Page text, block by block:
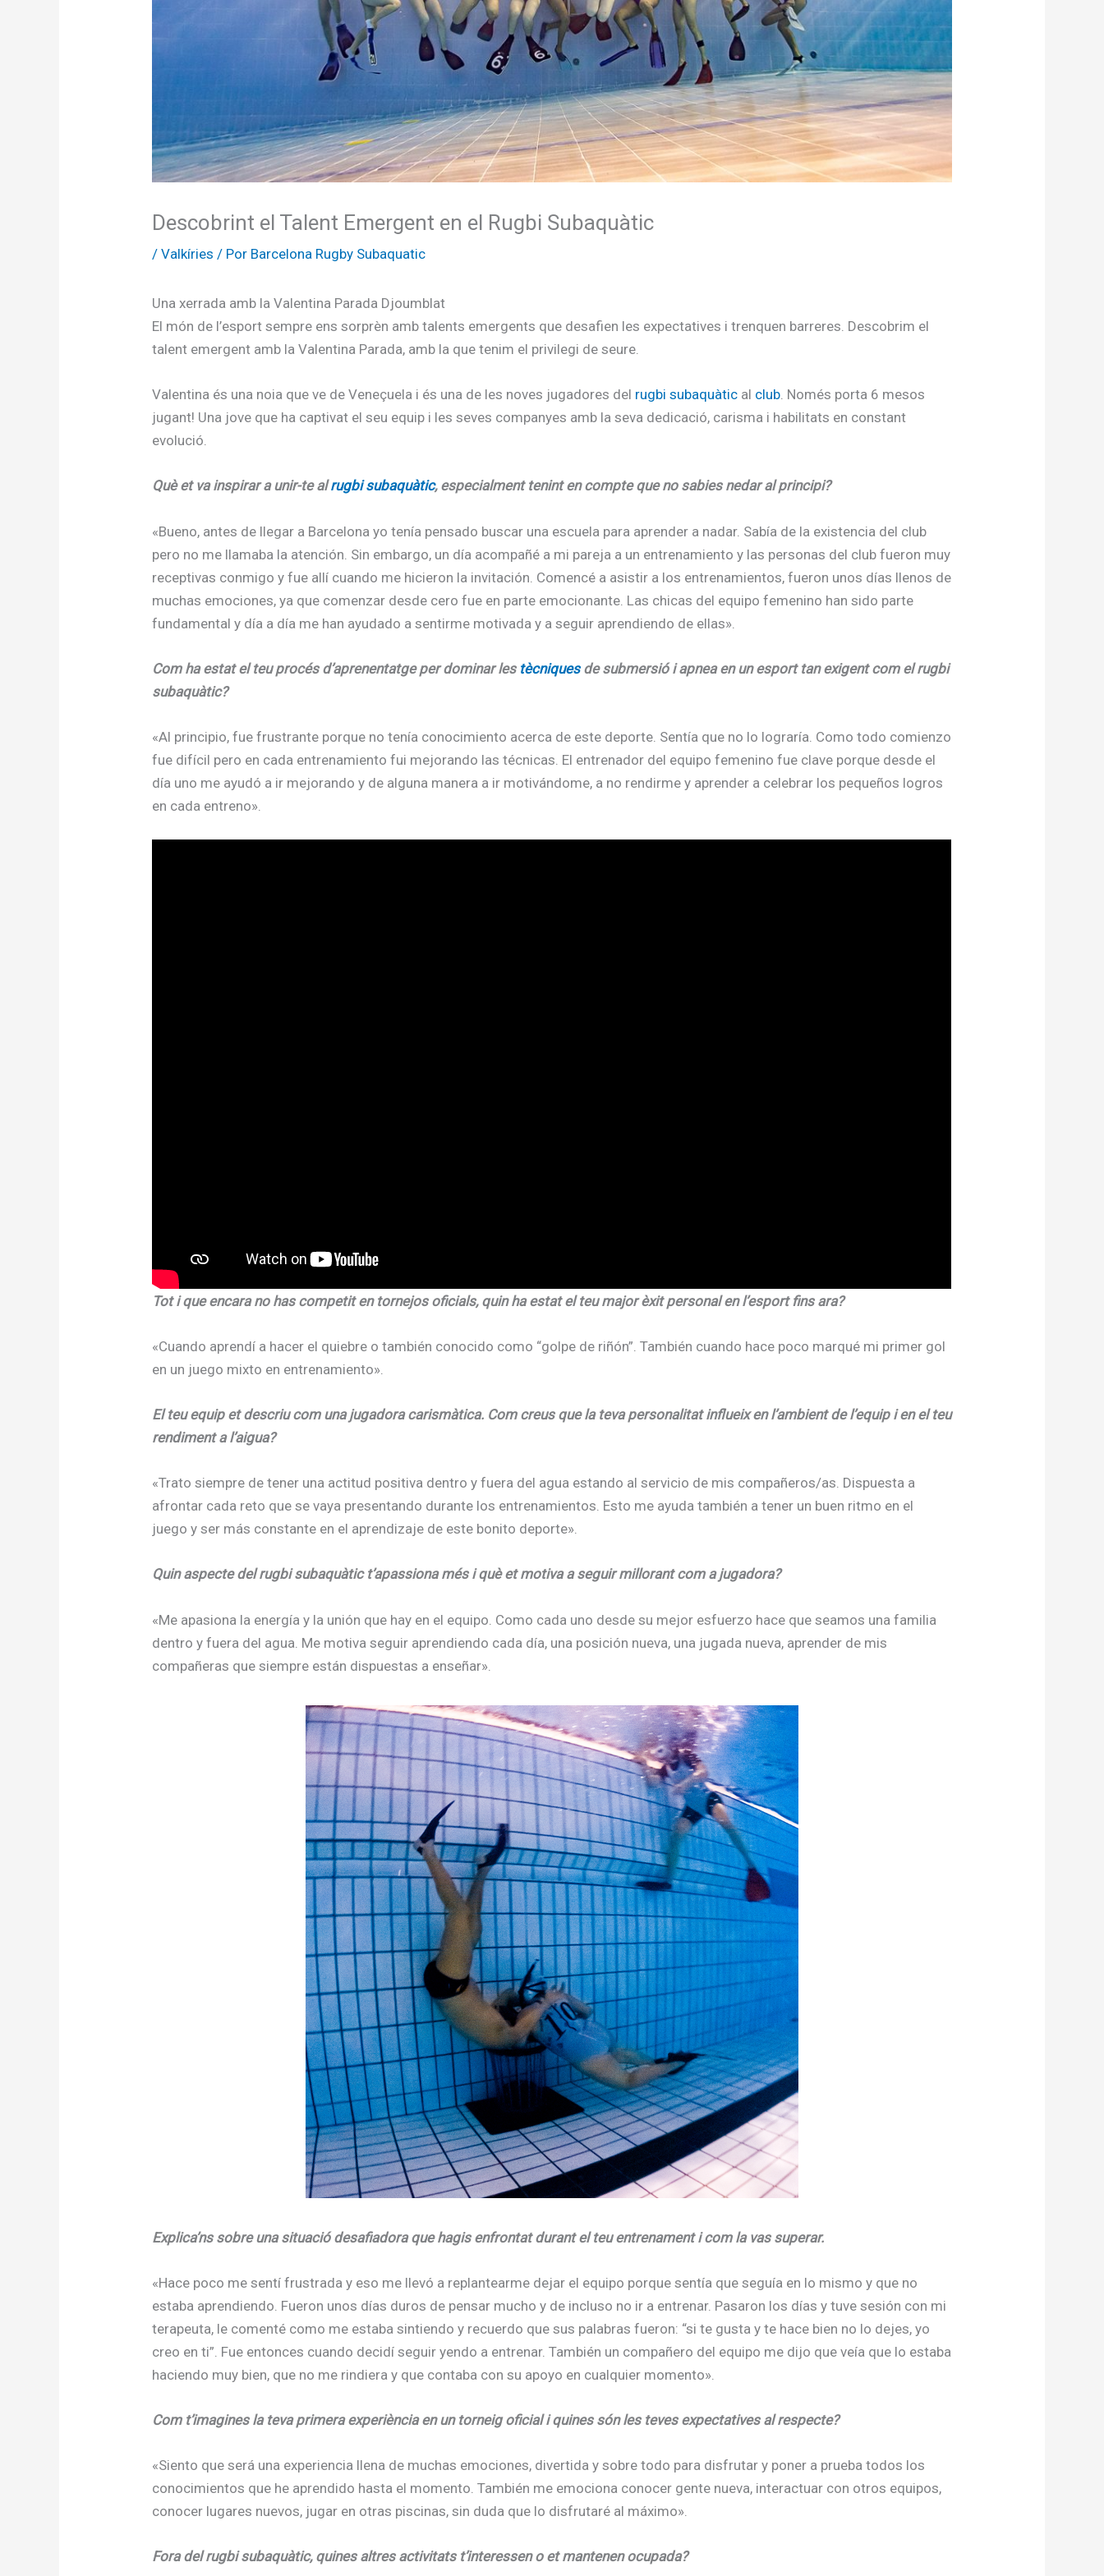
Descobrint el Talent Emergent en el Rugbi Subaquàtic
/Valkíries / Por Barcelona Rugby Subaquatic
Una xerrada amb la Valentina Parada Djoumblat
El món de l’esport sempre ens sorprèn amb talents emergents que desafien les expectatives i trenquen barreres. Descobrim el
talent emergent amb la Valentina Parada, amb la que tenim el privilegi de seure.
Valentina és una noia que ve de Veneçuela i és una de les noves jugadores del rugbi subaquàtic al club. Només porta 6 mesos
jugant! Una jove que ha captivat el seu equip i les seves companyes amb la seva dedicació, carisma i habilitats en constant
evolució.
Què et va inspirar a unir-te alrugbi subaquàtic, especialment tenint en compte que no sabies nedar al principi?
«Bueno, antes de llegar a Barcelona yo tenía pensado buscar una escuela para aprender a nadar. Sabía de la existencia del club
pero no me llamaba la atención. Sin embargo, un día acompañé a mi pareja a un entrenamiento y las personas del club fueron muy
receptivas conmigo y fue allí cuando me hicieron la invitación. Comencé a asistir a los entrenamientos, fueron unos días llenos de
muchas emociones, ya que comenzar desde cero fue en parte emocionante. Las chicas del equipo femenino han sido parte
fundamental y día a día me han ayudado a sentirme motivada y a seguir aprendiendo de ellas».
Com ha estat el teu procés d’aprenentatge per dominar les tècniquesde submersió i apnea en un esport tan exigent com el rugbi
subaquàtic?
«Al principio, fue frustrante porque no tenía conocimiento acerca de este deporte. Sentía que no lo lograría. Como todo comienzo
fue difícil pero en cada entrenamiento fui mejorando las técnicas. El entrenador del equipo femenino fue clave porque desde el
día uno me ayudó a ir mejorando y de alguna manera a ir motivándome, a no rendirme y aprender a celebrar los pequeños logros
en cada entreno».
Tot i que encara no has competit en tornejos oficials, quin ha estat el teu major èxit personal en l’esport fins ara?
«Cuando aprendí a hacer el quiebre o también conocido como “golpe de riñón”. También cuando hace poco marqué mi primer gol
en un juego mixto en entrenamiento».
El teu equip et descriu com una jugadora carismàtica. Com creus que la teva personalitat influeix en l’ambient de l’equip i en el teu
rendiment a l’aigua?
«Trato siempre de tener una actitud positiva dentro y fuera del agua estando al servicio de mis compañeros/as. Dispuesta a
afrontar cada reto que se vaya presentando durante los entrenamientos. Esto me ayuda también a tener un buen ritmo en el
juego y ser más constante en el aprendizaje de este bonito deporte».
Quin aspecte del rugbi subaquàtic t’apassiona més i què et motiva a seguir millorant com a jugadora?
«Me apasiona la energía y la unión que hay en el equipo. Como cada uno desde su mejor esfuerzo hace que seamos una familia
dentro y fuera del agua. Me motiva seguir aprendiendo cada día, una posición nueva, una jugada nueva, aprender de mis
compañeras que siempre están dispuestas a enseñar».
Explica’ns sobre una situació desafiadora que hagis enfrontat durant el teu entrenament i com la vas superar.
«Hace poco me sentí frustrada y eso me llevó a replantearme dejar el equipo porque sentía que seguía en lo mismo y que no
estaba aprendiendo. Fueron unos días duros de pensar mucho y de incluso no ir a entrenar. Pasaron los días y tuve sesión con mi
terapeuta, le comenté como me estaba sintiendo y recuerdo que sus palabras fueron: “si te gusta y te hace bien no lo dejes, yo
creo en ti”. Fue entonces cuando decidí seguir yendo a entrenar. También un compañero del equipo me dijo que veía que lo estaba
haciendo muy bien, que no me rindiera y que contaba con su apoyo en cualquier momento».
Com t’imagines la teva primera experiència en un torneig oficial i quines són les teves expectatives al respecte?
«Siento que será una experiencia llena de muchas emociones, divertida y sobre todo para disfrutar y poner a prueba todos los
conocimientos que he aprendido hasta el momento. También me emociona conocer gente nueva, interactuar con otros equipos,
conocer lugares nuevos, jugar en otras piscinas, sin duda que lo disfrutaré al máximo».
Fora del rugbi subaquàtic, quines altres activitats t’interessen o et mantenen ocupada?